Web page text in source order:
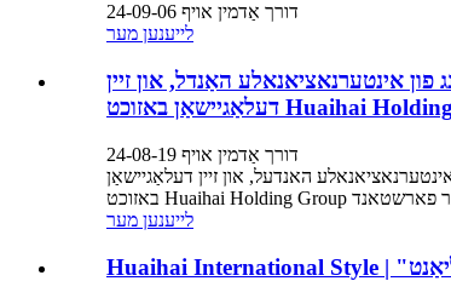
דורך אַדמין אויף 24-09-06
לייענען מער
אינטערנאציאנאלע האַנדל, און זיין
דורך אַדמין אויף 24-08-19
האנדעל, און זיין דעלאַגיישאַן
לייענען מער